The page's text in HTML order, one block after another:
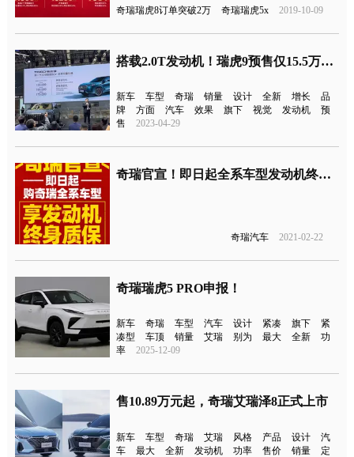
奇瑞瑞虎8订单突破2万 奇瑞瑞虎5x 2019-10-09
搭载2.0T发动机！瑞虎9预售仅15.5万元起
新车 车型 奇瑞 销量 设计 全新 增长
品
牌
方面 汽车 效果 旗下 视觉 发动机
预
售
2023-04-29
奇瑞官宣！即日起全系车型发动机终身质保
奇瑞汽车 2021-02-22
奇瑞瑞虎5 PRO申报！
新车 奇瑞 车型 汽车 设计 紧凑 旗下
紧
凑型
车顶 销量 艾瑞 别为 最大 全新
功
率
2025-12-09
售10.89万元起，奇瑞艾瑞泽8正式上市
新车 车型 奇瑞 艾瑞 风格 产品 设计
汽
车
最大 全新 发动机 功率 售价 销量
定